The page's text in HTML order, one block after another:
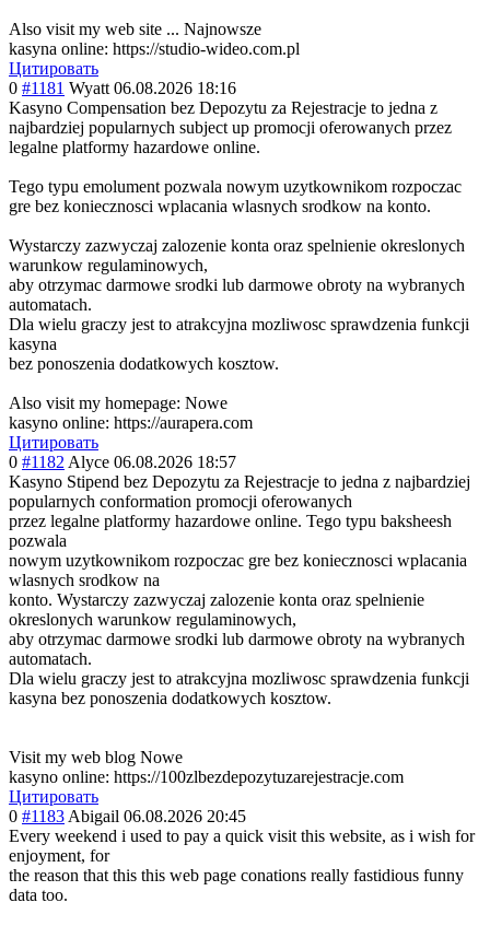
Also visit my web site ... Najnowsze
kasyna online: https://studio-wideo.com.pl
Цитировать
0 #1181 Wyatt 06.08.2026 18:16
Kasyno Compensation bez Depozytu za Rejestracje to jedna z
najbardziej popularnych subject up promocji oferowanych przez
legalne platformy hazardowe online.
Tego typu emolument pozwala nowym uzytkownikom rozpoczac
gre bez koniecznosci wplacania wlasnych srodkow na konto.
Wystarczy zazwyczaj zalozenie konta oraz spelnienie okreslonych
warunkow regulaminowych,
aby otrzymac darmowe srodki lub darmowe obroty na wybranych
automatach.
Dla wielu graczy jest to atrakcyjna mozliwosc sprawdzenia funkcji
kasyna
bez ponoszenia dodatkowych kosztow.
Also visit my homepage: Nowe
kasyno online: https://aurapera.com
Цитировать
0 #1182 Alyce 06.08.2026 18:57
Kasyno Stipend bez Depozytu za Rejestracje to jedna z najbardziej
popularnych conformation promocji oferowanych
przez legalne platformy hazardowe online. Tego typu baksheesh
pozwala
nowym uzytkownikom rozpoczac gre bez koniecznosci wplacania
wlasnych srodkow na
konto. Wystarczy zazwyczaj zalozenie konta oraz spelnienie
okreslonych warunkow regulaminowych,
aby otrzymac darmowe srodki lub darmowe obroty na wybranych
automatach.
Dla wielu graczy jest to atrakcyjna mozliwosc sprawdzenia funkcji
kasyna bez ponoszenia dodatkowych kosztow.
Visit my web blog Nowe
kasyno online: https://100zlbezdepozytuzarejestracje.com
Цитировать
0 #1183 Abigail 06.08.2026 20:45
Every weekend i used to pay a quick visit this website, as i wish for
enjoyment, for
the reason that this this web page conations really fastidious funny
data too.